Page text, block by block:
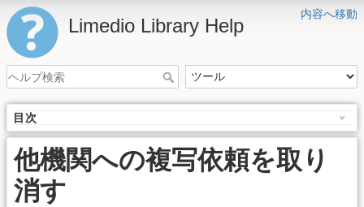
内容へ移動
Limedio Library Help
目次
他機関への複写依頼を取り
消す